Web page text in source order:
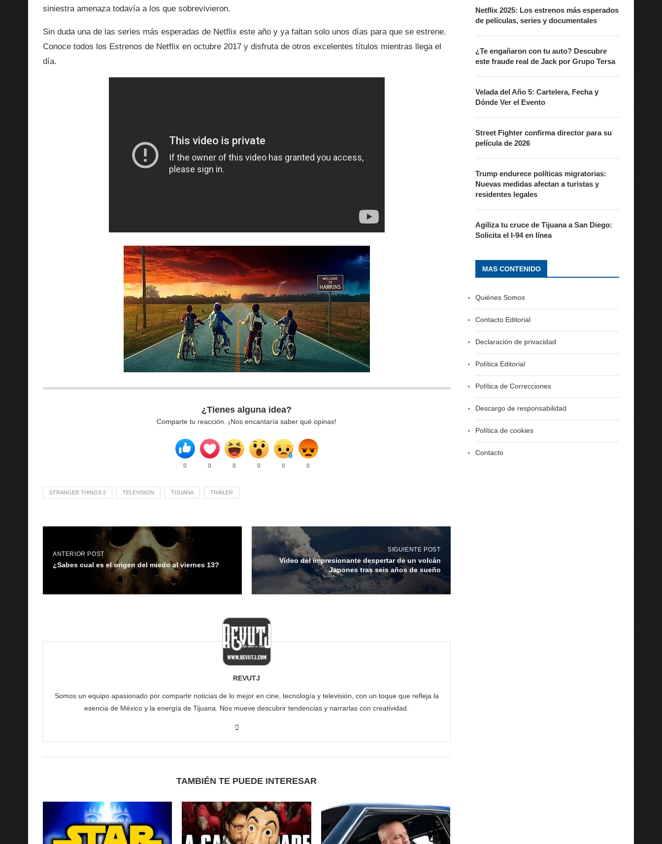
siniestra amenaza todavía a los que sobrevivieron.
Sin duda una de las series más esperadas de Netflix este año y ya faltan solo unos días para que se estrene.
Conoce todos los Estrenos de Netflix en octubre 2017 y disfruta de otros excelentes títulos mientras llega el
día.
¿Tienes alguna idea?
Comparte tu reacción. ¡Nos encantaría saber qué opinas!
0 0 0 0 0 0
STRANGER THINGS 2 TELEVISION TIJUANA TRÁILER
ANTERIOR POST
¿Sabes cual es el origen del miedo al viernes 13?
SIGUIENTE POST
Vídeo del impresionante despertar de un volcán
Japones tras seis años de sueño
REVUTJ
Somos un equipo apasionado por compartir noticias de lo mejor en cine, tecnología y televisión, con un toque que refleja la
esencia de México y la energía de Tijuana. Nos mueve descubrir tendencias y narrarlas con creatividad.
TAMBIÉN TE PUEDE INTERESAR
Netflix 2025: Los estrenos más esperados
de películas, series y documentales
¿Te engañaron con tu auto? Descubre
este fraude real de Jack por Grupo Tersa
Velada del Año 5: Cartelera, Fecha y
Dónde Ver el Evento
Street Fighter confirma director para su
película de 2026
Trump endurece políticas migratorias:
Nuevas medidas afectan a turistas y
residentes legales
Agiliza tu cruce de Tijuana a San Diego:
Solicita el I-94 en línea
MAS CONTENIDO
Quiénes Somos
Contacto Editorial
Declaración de privacidad
Política Editorial
Política de Correcciones
Descargo de responsabilidad
Política de cookies
Contacto